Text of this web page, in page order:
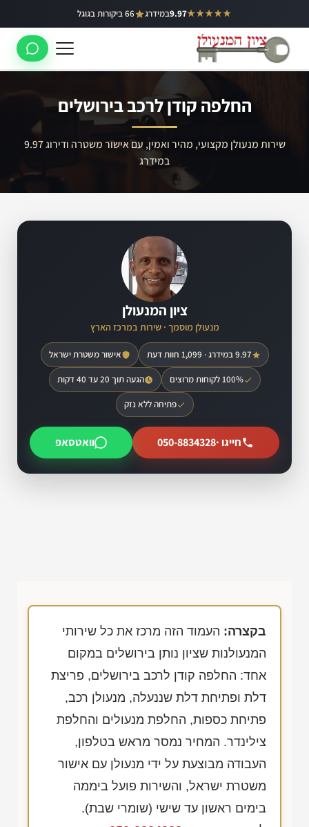
לתוכן
★★★★★
9.97במידרג 66 ביקורות בגוגל באר יעקב
ראשון לציון
לוד
רמלה
החלפה קודן לרכב בירושלים
שירות מנעולן מקצועי, מהיר ואמין, עם אישור משטרה ודירוג 9.97
במידרג
ציון המנעולן
מנעולן מוסמך · שירות במרכז הארץ
9.97 במידרג · 1,099 חוות דעת אישור משטרת ישראל
100% לקוחות מרוצים הגעה תוך 20 עד 40 דקות
פתיחה ללא נזק
חייגו ·050-8834328 וואטסאפ
בקצרה: העמוד הזה מרכז את כל שירותי
המנעולנות שציון נותן בירושלים במקום
אחד: החלפה קודן לרכב בירושלים, פריצת
דלת ופתיחת דלת שננעלה, מנעולן רכב,
פתיחת כספות, החלפת מנעולים והחלפת
צילינדר. המחיר נמסר מראש בטלפון,
העבודה מבוצעת על ידי מנעולן עם אישור
משטרת ישראל, והשירות פועל ביממה
בימים ראשון עד שישי (שומרי שבת).